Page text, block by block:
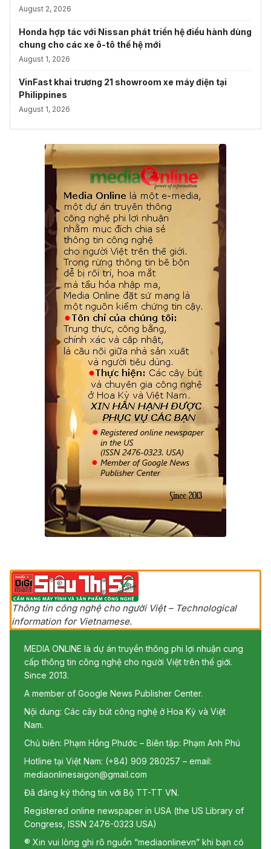
August 2, 2026
Honda hợp tác với Nissan phát triển hệ điều hành dùng
chung cho các xe ô-tô thế hệ mới
August 1, 2026
VinFast khai trương 21 showroom xe máy điện tại
Philippines
August 1, 2026
Thông tin công nghệ cho người Việt – Technological
information for Vietnamese.
MEDIA ONLINE là dự án truyền thông phi lợi nhuận cung
cấp thông tin công nghệ cho người Việt trên thế giới.
Since 2013.
A member of Google News Publisher Center.
Nội dung: Các cây bút công nghệ ở Hoa Kỳ và Việt
Nam.
Chủ biên: Phạm Hồng Phước – Biên tập: Phạm Anh Phú
Hotline tại Việt Nam: (+84) 909 280257 – email:
mediaonlinesaigon@gmail.com
Đã đăng ký thông tin với Bộ TT-TT VN.
Registered online newspaper in USA (the US Library of
Congress, ISSN 2476-0323 USA)
® Xin vui lòng ghi rõ nguồn “mediaonlinevn” khi bạn có